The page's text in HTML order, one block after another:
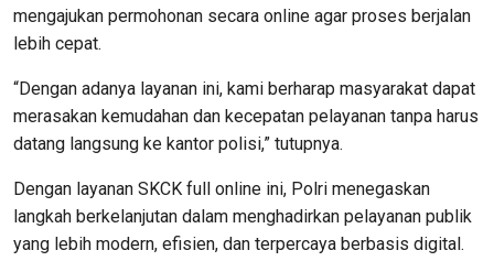
mengajukan permohonan secara online agar proses berjalan
lebih cepat.
“Dengan adanya layanan ini, kami berharap masyarakat dapat
merasakan kemudahan dan kecepatan pelayanan tanpa harus
datang langsung ke kantor polisi,” tutupnya.
Dengan layanan SKCK full online ini, Polri menegaskan
langkah berkelanjutan dalam menghadirkan pelayanan publik
yang lebih modern, efisien, dan terpercaya berbasis digital.